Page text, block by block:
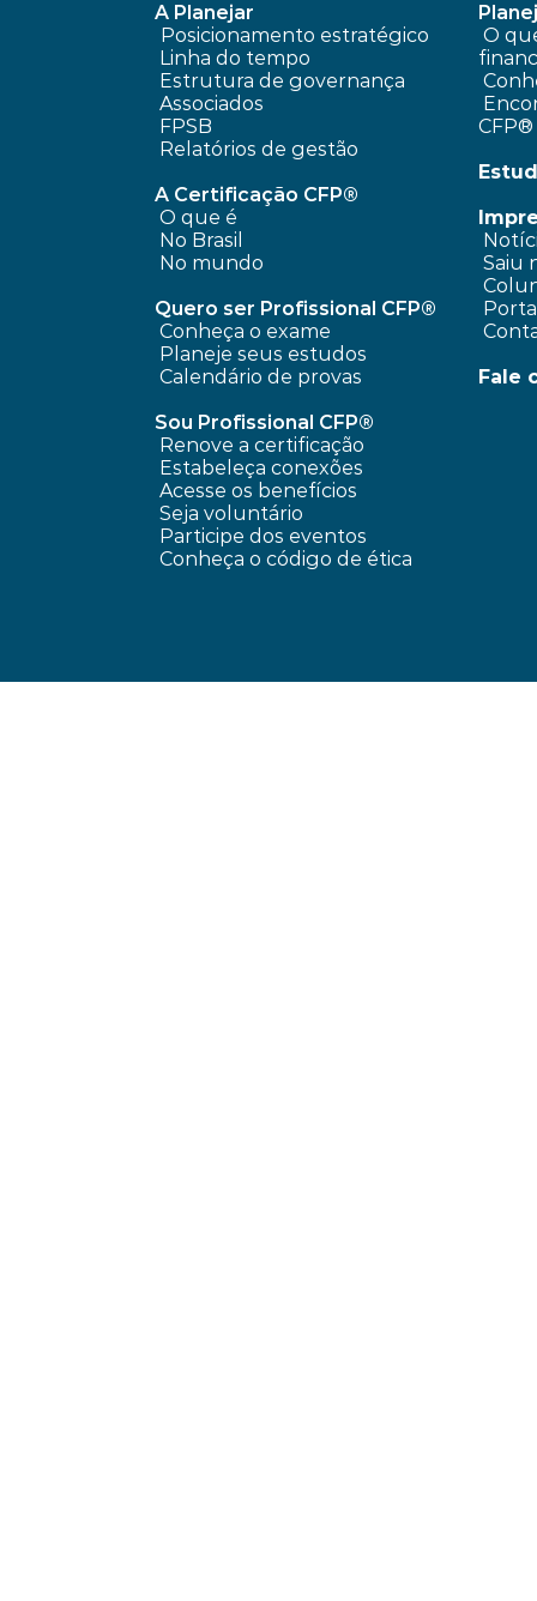
A Planejar
Posicionamento estratégico
Linha do tempo
Estrutura de governança
Associados
FPSB
Relatórios de gestão
A Certificação CFP®
O que é
No Brasil
No mundo
Quero ser Profissional CFP®
Conheça o exame
Planeje seus estudos
Calendário de provas
Sou Profissional CFP®
Renove a certificação
Estabeleça conexões
Acesse os benefícios
Seja voluntário
Participe dos eventos
Conheça o código de ética
CFP®
Saiu
Fale